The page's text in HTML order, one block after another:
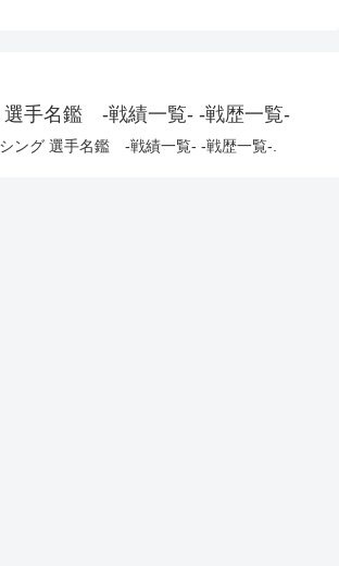
選手名鑑 -戦績一覧- -戦歴一覧-
ング 選手名鑑 -戦績一覧- -戦歴一覧-.